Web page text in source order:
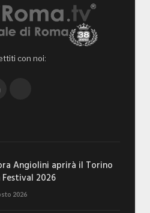
con noi:
Angiolini aprirà il Torino
Festival 2026
2026